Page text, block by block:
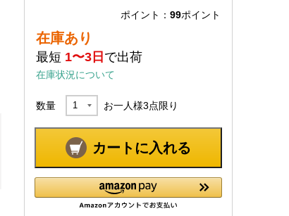
ポイント： 99ポイント
在庫あり
最短 1〜3日 で出荷
在庫状況について
数量 お一人様3点限り
カートに入れる